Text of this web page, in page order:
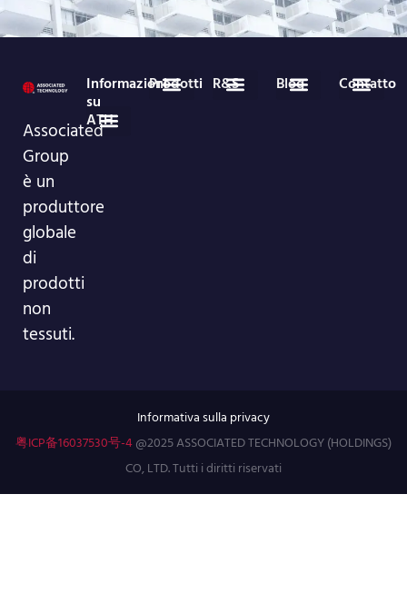
Associated
Group
è un
produttore
globale
di
prodotti
non
tessuti.
Informazioni
su
ATH
Prodotti R&S Blog Contatto
Informativa sulla privacy
粤ICP备16037530号-4@2025 ASSOCIATED TECHNOLOGY (HOLDINGS)
CO, LTD. Tutti i diritti riservati